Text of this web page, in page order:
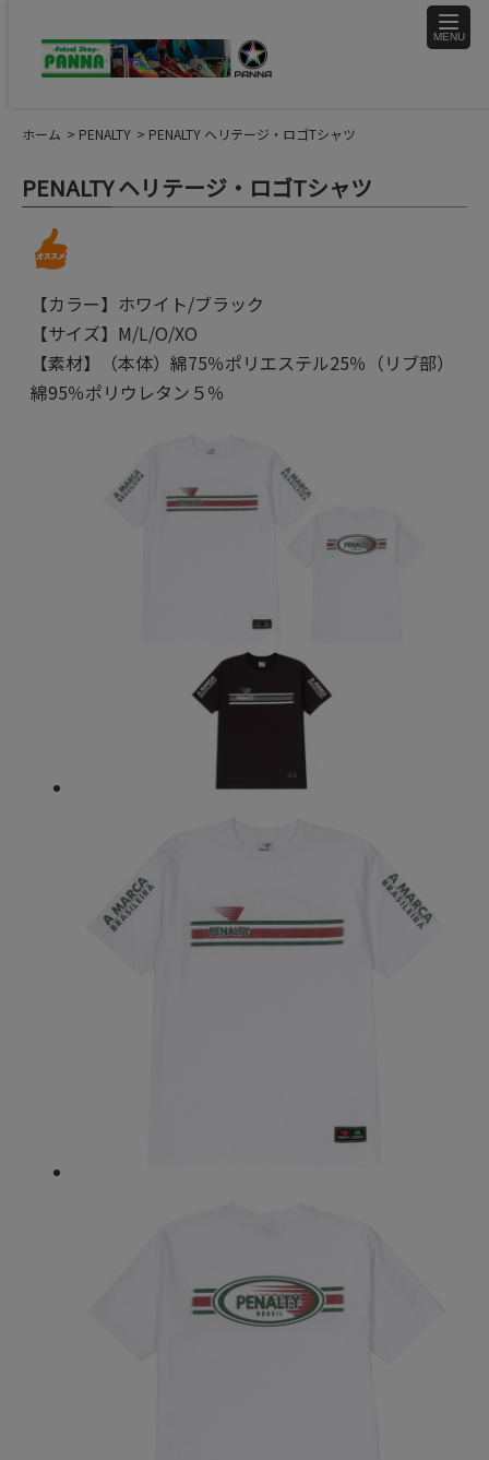
toggle
ホーム PENALTY PENALTY ヘリテージ・ロゴTシャツ
PENALTY ヘリテージ・ロゴTシャツ
【カラー】ホワイト/ブラック
【サイズ】M/L/O/XO
【素材】（本体）綿75％ポリエステル25％（リブ部）
綿95％ポリウレタン５％